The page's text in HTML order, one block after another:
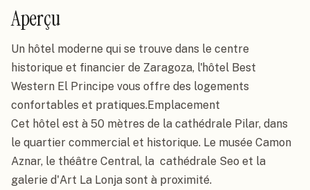
Aperçu
Un hôtel moderne qui se trouve dans le centre
historique et financier de Zaragoza, l'hôtel Best
Western El Principe vous offre des logements
confortables et pratiques.Emplacement
Cet hôtel est à 50 mètres de la cathédrale Pilar, dans
le quartier commercial et historique. Le musée Camon
Aznar, le théâtre Central, la  cathédrale Seo et la
galerie d'Art La Lonja sont à proximité.